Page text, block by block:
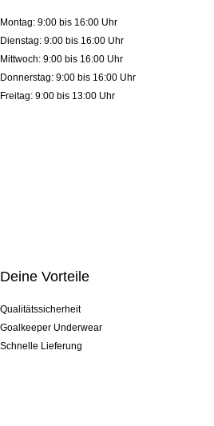
Montag: 9:00 bis 16:00 Uhr
Dienstag: 9:00 bis 16:00 Uhr
Mittwoch: 9:00 bis 16:00 Uhr
Donnerstag: 9:00 bis 16:00 Uhr
Freitag: 9:00 bis 13:00 Uhr
Deine Vorteile
Qualitätssicherheit
Goalkeeper Underwear
Schnelle Lieferung